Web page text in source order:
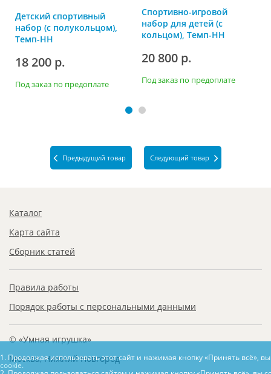
Детский спортивный
набор (с полукольцом),
Темп-НН
18 200 р.
Под заказ по предоплате
Спортивно-игровой
набор для детей (с
кольцом), Темп-НН
20 800 р.
Под заказ по предоплате
Предыдущий товар Следующий товар
Каталог
Карта сайта
Сборник статей
Правила работы
Порядок работы с персональными данными
© «Умная игрушка»
Москва, Нижний Новгород
1. Продолжая использовать этот сайт и нажимая кнопку «Принять всё»,
cookie.